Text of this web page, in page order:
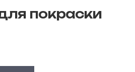
покраски